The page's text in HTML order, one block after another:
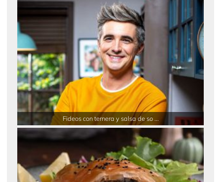
Fideos con ternera y salsa de so ...